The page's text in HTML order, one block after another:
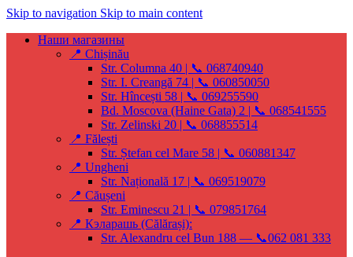
Skip to navigation Skip to main content
Наши магазины
📍 Chișinău
Str. Columna 40 | 📞 068740940
Str. I. Creangă 74 | 📞 060850050
Str. Hîncești 58 | 📞 069255590
Bd. Moscova (Haine Gata) 2 | 📞 068541555
Str. Zelinski 20 | 📞 068855514
📍 Fălești
Str. Ștefan cel Mare 58 | 📞 060881347
📍 Ungheni
Str. Națională 17 | 📞 069519079
📍 Căușeni
Str. Eminescu 21 | 📞 079851764
📍 Кэларашь (Călărași):
Str. Alexandru cel Bun 188 — 📞062 081 333